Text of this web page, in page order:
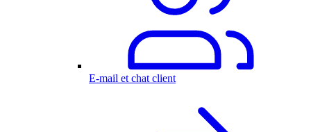
E-mail et chat client